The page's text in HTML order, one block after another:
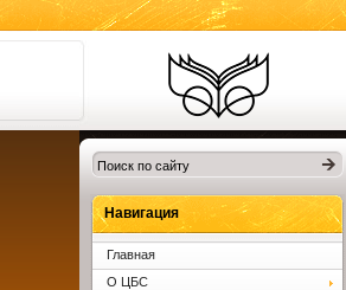
Библиотеки
Клина. Клинская
ЦБС.
Навигация
Главная
О ЦБС